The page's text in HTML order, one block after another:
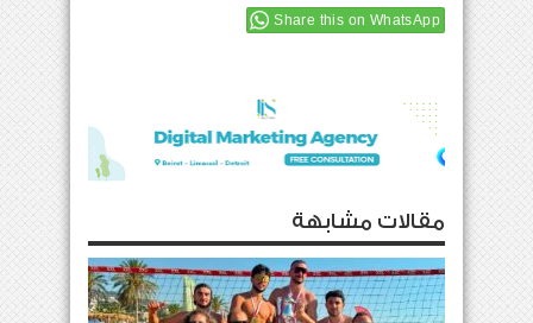
Share this on WhatsApp
مقالات مشابهة